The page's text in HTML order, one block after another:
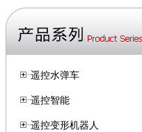
遥控水弹车
遥控智能
遥控变形机器人